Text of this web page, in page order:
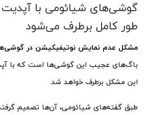
طور کامل برطرف می‌شود
مشکل عدم نمایش نوتیفیکیشن در
این مشکل برطرف خواهد شد.